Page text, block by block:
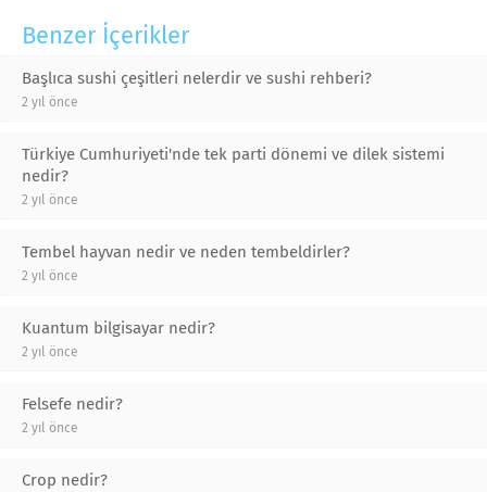
Benzer İçerikler
Başlıca sushi çeşitleri nelerdir ve sushi rehberi?
2 yıl önce
Türkiye Cumhuriyeti'nde tek parti dönemi ve dilek sistemi
nedir?
2 yıl önce
Tembel hayvan nedir ve neden tembeldirler?
2 yıl önce
Kuantum bilgisayar nedir?
2 yıl önce
Felsefe nedir?
2 yıl önce
Crop nedir?